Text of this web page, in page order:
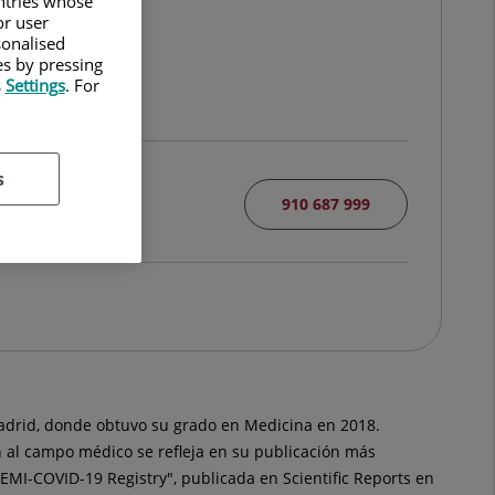
910 687 999
donde obtuvo su grado en Medicina en 2018.
campo médico se refleja en su publicación más
COVID-19 Registry", publicada en Scientific Reports en
user
by pressing
Settings. For